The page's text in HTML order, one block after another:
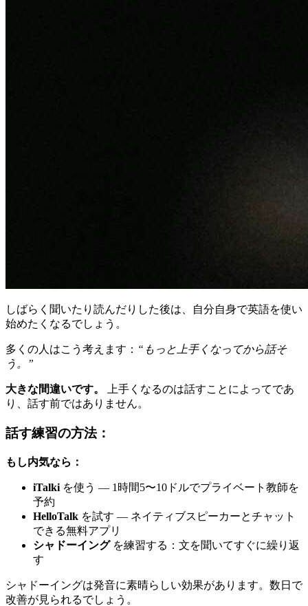
しばらく聞いたり読んだりした後は、自分自身で英語を使い
始めたくなるでしょう。
多くの人はこう考えます： “もっと上手くなってから話そ
う。”
大きな間違いです。
上手くなるのは話すことによってであ
り、話す前ではありません。
話す練習の方法：
もし内気なら：
iTalki を使う — 1時間5〜10ドルでプライベート教師を
予約
HelloTalk を試す — ネイティブスピーカーとチャット
できる無料アプリ
シャドーイングを練習する：文を聞いてすぐに繰り返
す
シャドーイングは発音に素晴らしい効果があります。数日で
改善が見られるでしょう。